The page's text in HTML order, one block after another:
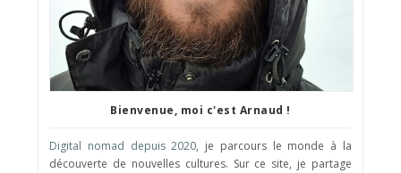
Bienvenue, moi c'est Arnaud !
Digital nomad depuis 2020, je parcours le monde à la
découverte de nouvelles cultures. Sur ce site, je partage